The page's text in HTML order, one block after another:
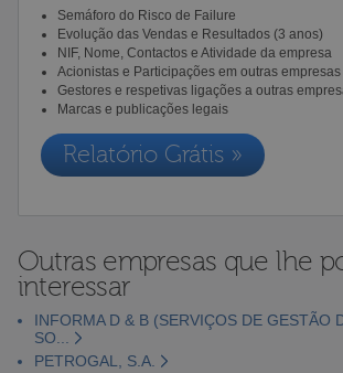
Semáforo do Risco de Failure
Evolução das Vendas e Resultados (3 anos)
NIF, Nome, Contactos e Atividade da empresa
Acionistas e Participações em outras empresas
Gestores e respetivas ligações a outras
Marcas e publicações legais
Relatório Grátis »
Outras empresas que lhe
interessar
INFORMA D & B (SERVIÇOS DE GESTÃO
SO...
PETROGAL, S.A.